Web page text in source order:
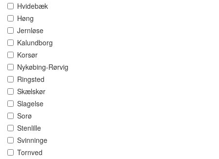
Hvidebæk
Høng
Jernløse
Kalundborg
Korsør
Nykøbing-Rørvig
Ringsted
Skælskør
Slagelse
Sorø
Stenlille
Svinninge
Tornved